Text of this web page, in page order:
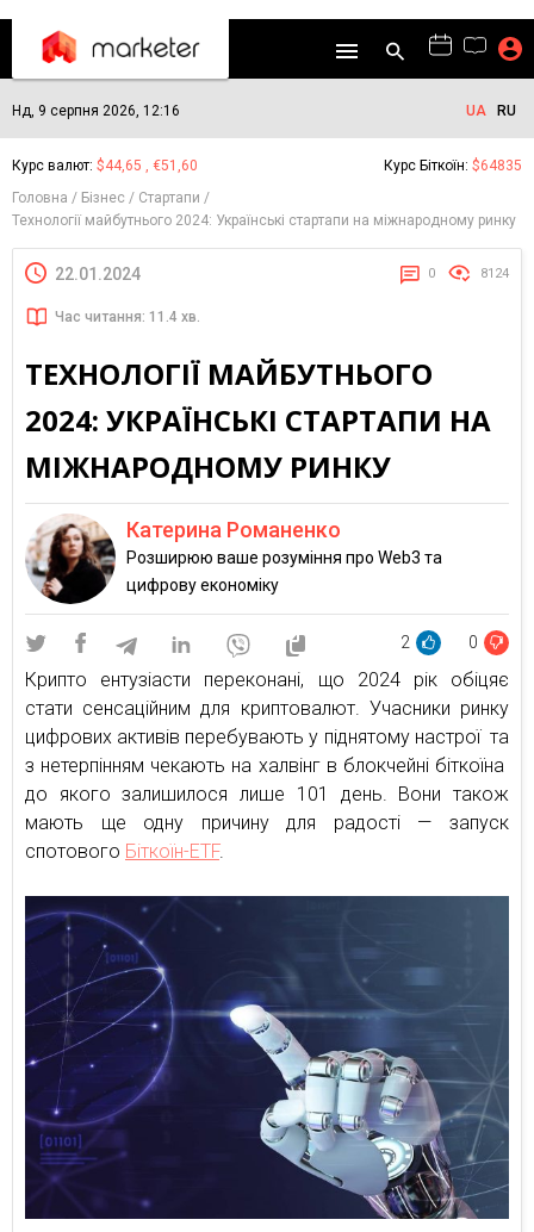
Нд, 9 серпня 2026, 12:16 UA RU
Курс валют: $44,65 , €51,60 Курс Біткоїн: $64835
Головна
Бізнес
Стартапи
Технології майбутнього 2024: Українські стартапи на міжнародному ринку
22.01.2024 0 8124
Час читання: 11.4 хв.
ТЕХНОЛОГІЇ МАЙБУТНЬОГО
2024: УКРАЇНСЬКІ СТАРТАПИ НА
МІЖНАРОДНОМУ РИНКУ
Катерина Романенко
Розширюю ваше розуміння про Web3 та
цифрову економіку
2 0
Крипто ентузіасти переконані, що 2024 рік обіцяє
стати сенсаційним для криптовалют. Учасники ринку
цифрових активів перебувають у піднятому настрої та
з нетерпінням чекають на халвінг в блокчейні біткоїна
до якого залишилося лише 101 день. Вони також
мають ще одну причину для радості — запуск
спотового Біткоїн-ETF.